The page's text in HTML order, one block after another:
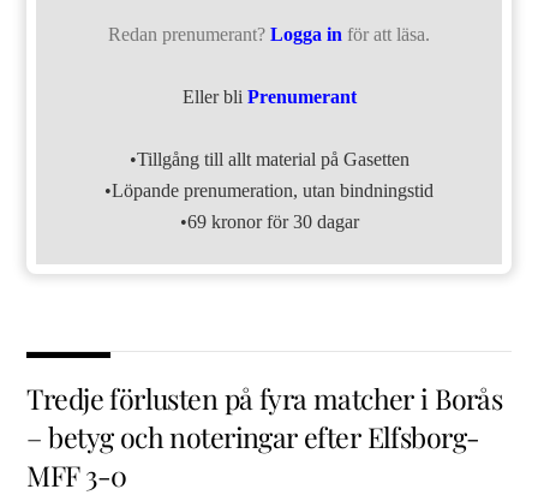
Redan prenumerant? Logga in för att läsa.
Eller bli Prenumerant
•Tillgång till allt material på Gasetten
•Löpande prenumeration, utan bindningstid
•69 kronor för 30 dagar
Tredje förlusten på fyra matcher i Borås
– betyg och noteringar efter Elfsborg-
MFF 3-0